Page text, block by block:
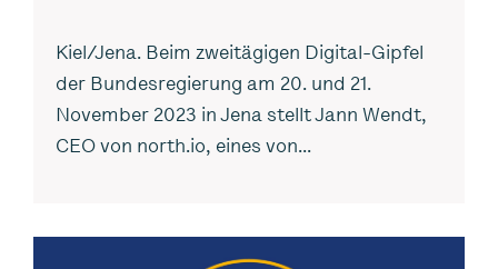
Kiel/Jena. Beim zweitägigen Digital-Gipfel
der Bundesregierung am 20. und 21.
November 2023 in Jena stellt Jann Wendt,
CEO von north.io, eines von...